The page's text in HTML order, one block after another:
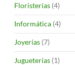
Floristerías (4)
Informática (4)
Joyerías (7)
Jugueterías (1)